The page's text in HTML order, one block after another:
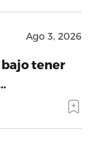
Ago 3, 2026
bajo tener